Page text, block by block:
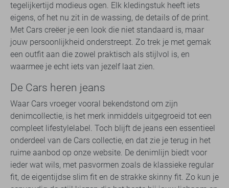
tegelijkertijd modieus ogen. Elk kledingstuk heeft iets
eigens, of het nu zit in de wassing, de details of de print.
Met Cars creëer je een look die niet standaard is, maar
jouw persoonlijkheid onderstreept. Zo trek je met gemak
een outfit aan die zowel praktisch als stijlvol is, en
waarmee je echt iets van jezelf laat zien.
De Cars heren jeans
Waar Cars vroeger vooral bekendstond om zijn
denimcollectie, is het merk inmiddels uitgegroeid tot een
compleet lifestylelabel. Toch blijft de jeans een essentieel
onderdeel van de Cars collectie, en dat zie je terug in het
ruime aanbod op onze website. De denimlijn biedt voor
ieder wat wils, met pasvormen zoals de klassieke regular
fit, de eigentijdse slim fit en de strakke skinny fit. Zo kun je